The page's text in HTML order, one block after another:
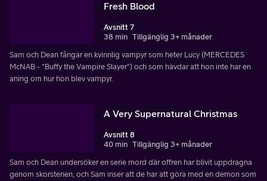
Fresh Blood
Avsnitt 7
38 min Tillgänglig 3+ månader
Sam och Dean fångar en kvinnlig vampyr som heter Lucy (MERCEDES
McNAB - "Buffy the Vampire Slayer") och som hävdar att hon inte har en
aning om hur hon blev vampyr.
A Very Supernatural Christmas
Avsnitt 8
40 min Tillgänglig 3+ månader
Sam och Dean undersöker en serie mord där offren har blivit uppdragna
genom skorstenen, och Sam inser att de har att göra med en demon som